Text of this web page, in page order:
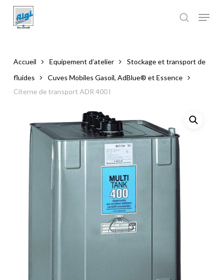
main
Accueil Equipement d’atelier
Stockage et transport de
fluides
Cuves Mobiles Gasoil, AdBlue® et Essence
Citerne de transport ADR 400 l